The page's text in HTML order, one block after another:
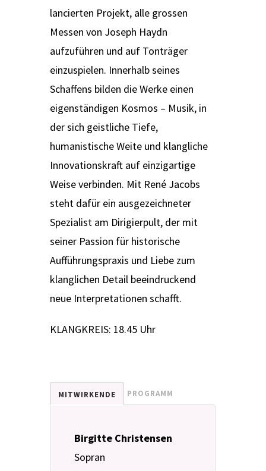
lancierten Projekt, alle grossen
Messen von Joseph Haydn
aufzuführen und auf Tonträger
einzuspielen. Innerhalb seines
Schaffens bilden die Werke einen
eigenständigen Kosmos – Musik, in
der sich geistliche Tiefe,
humanistische Weite und klangliche
Innovationskraft auf einzigartige
Weise verbinden. Mit René Jacobs
steht dafür ein ausgezeichneter
Spezialist am Dirigierpult, der mit
seiner Passion für historische
Aufführungspraxis und Liebe zum
klanglichen Detail beeindruckend
neue Interpretationen schafft.
KLANGKREIS: 18.45 Uhr
MITWIRKENDE PROGRAMM
Birgitte Christensen
Sopran